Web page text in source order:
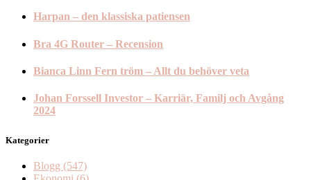
Harpan – den klassiska patiensen
Bra 4G Router – Recension
Bianca Linn Fern tröm – Allt du behöver veta
Johan Forssell Investor – Karriär, Familj och Avgång
2024
Kategorier
Blogg (547)